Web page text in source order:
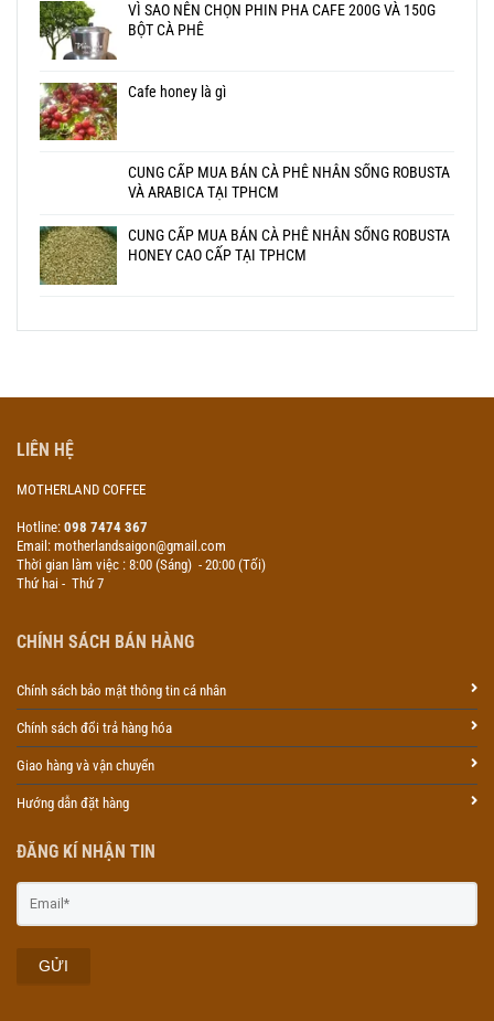
VÌ SAO NÊN CHỌN PHIN PHA CAFE 200G VÀ 150G
BỘT CÀ PHÊ
Cafe honey là gì
CUNG CẤP MUA BÁN CÀ PHÊ NHÂN SỐNG ROBUSTA
VÀ ARABICA TẠI TPHCM
CUNG CẤP MUA BÁN CÀ PHÊ NHÂN SỐNG ROBUSTA
HONEY CAO CẤP TẠI TPHCM
LIÊN HỆ
MOTHERLAND COFFEE
Hotline: 098 7474 367
Email: motherlandsaigon@gmail.com
Thời gian làm việc : 8:00 (Sáng) - 20:00 (Tối)
Thứ hai - Thứ 7
CHÍNH SÁCH BÁN HÀNG
Chính sách bảo mật thông tin cá nhân
Chính sách đổi trả hàng hóa
Giao hàng và vận chuyển
Hướng dẫn đặt hàng
ĐĂNG KÍ NHẬN TIN
GỬI